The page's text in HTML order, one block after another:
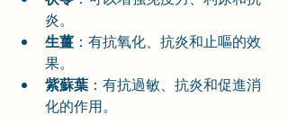
炎。
生薑 ：有抗氧化、抗炎和止嘔的效
果。
紫蘇葉 ：有抗過敏、抗炎和促進消
化的作用。